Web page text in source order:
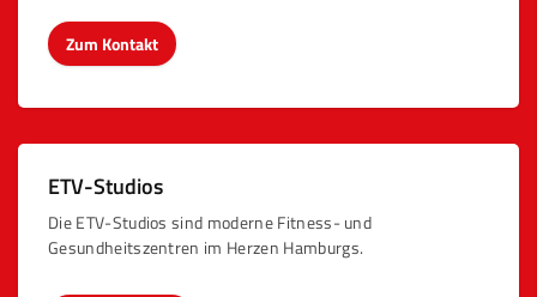
Zum Kontakt
ETV-Studios
Die ETV-Studios sind moderne Fitness- und
Gesundheitszentren im Herzen Hamburgs.